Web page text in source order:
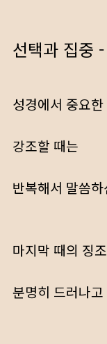
선택과 집중
성경에서 중요
강조할 때는
반복해서 말씀
마지막 때의 징
분명히 드러나